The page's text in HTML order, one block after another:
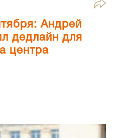
Андрей
дедлайн для
центра